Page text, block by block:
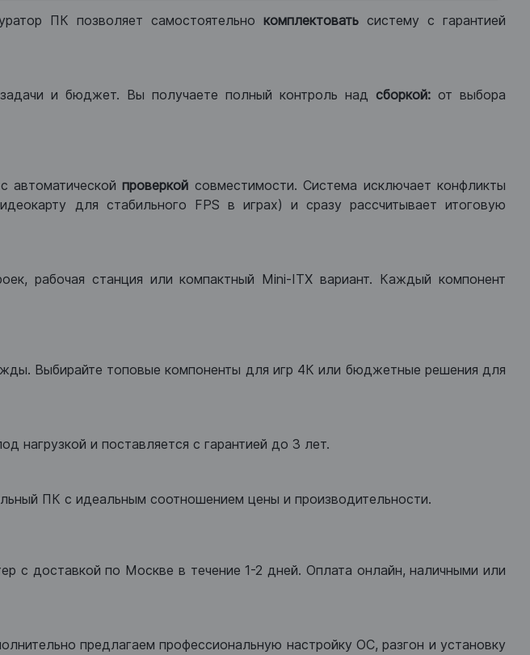
ПК позволяет самостоятельно комплектоватьсистему с гарантией
и бюджет. Вы получаете полный контроль над сборкой: от выбора
автоматическойпроверкой совместимости. Система исключает конфликты
для стабильного FPS в играх) и сразу рассчитывает итоговую
рабочая станция или компактный Mini-ITX вариант. Каждый компонент
Выбирайте топовые компоненты для игр 4К или бюджетные решения для
нагрузкой и поставляется с гарантией до 3 лет.
ПК с идеальным соотношением цены и производительности.
с доставкой по Москве в течение 1-2 дней. Оплата онлайн, наличными или
предлагаем профессиональную настройку ОС, разгон и установку